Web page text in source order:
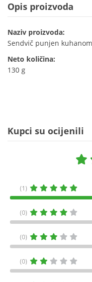
Opis proizvoda
Naziv proizvoda:
Sendvič punjen
Neto količina:
130 g
Kupci su ocijenili
(1)
(0)
(0)
(0)